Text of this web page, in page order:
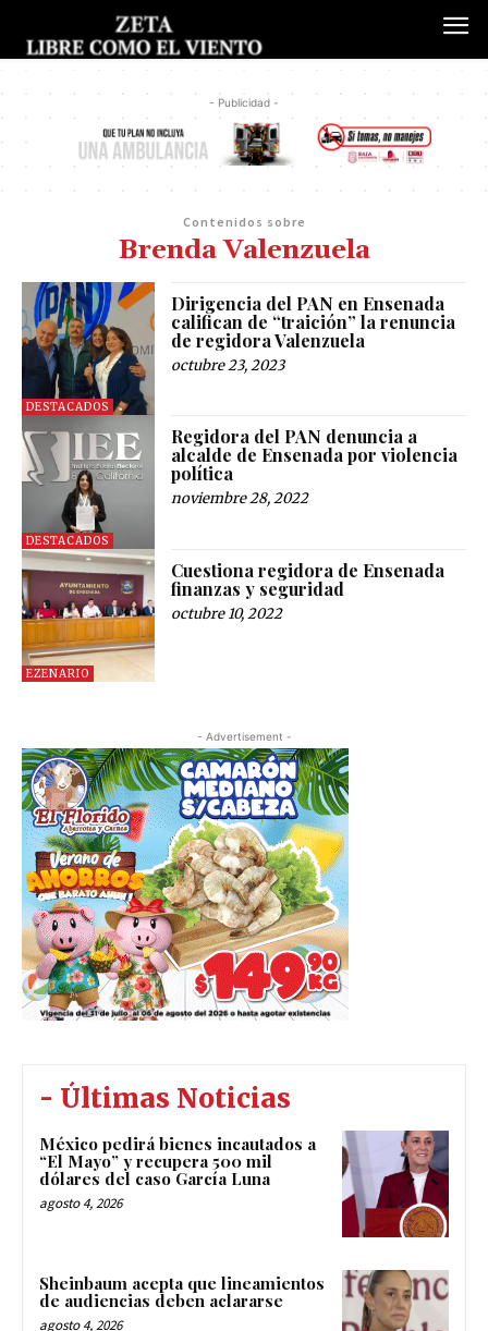
- Publicidad -
Contenidos sobre
Brenda Valenzuela
DESTACADOS
Dirigencia del PAN en Ensenada
califican de “traición” la renuncia
de regidora Valenzuela
octubre 23, 2023
DESTACADOS
Regidora del PAN denuncia a
alcalde de Ensenada por violencia
política
noviembre 28, 2022
EZENARIO
Cuestiona regidora de Ensenada
finanzas y seguridad
octubre 10, 2022
- Advertisement -
- Últimas Noticias
México pedirá bienes incautados a
“El Mayo” y recupera 500 mil
dólares del caso García Luna
agosto 4, 2026
Sheinbaum acepta que lineamientos
de audiencias deben aclararse
agosto 4, 2026